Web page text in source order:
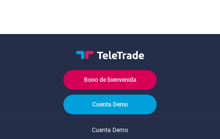
Bono de bienvenida
Cuenta Demo
Cuenta Demo